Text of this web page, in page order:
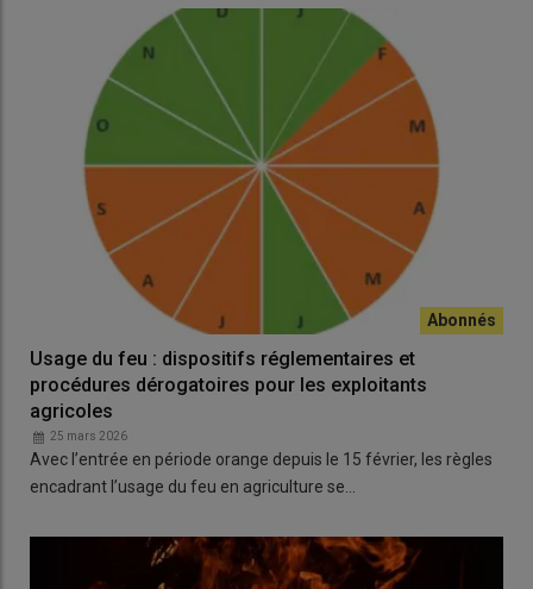
Usage du feu : dispositifs réglementaires et
procédures dérogatoires pour les exploitants
agricoles
25 mars 2026
Avec l’entrée en période orange depuis le 15 février, les règles
encadrant l’usage du feu en agriculture se…